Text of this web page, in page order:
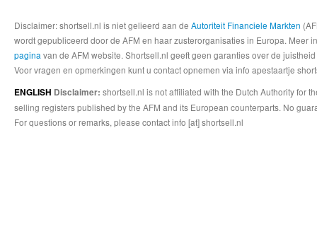
Disclaimer: shortsell.nl is niet gelieerd aan de Autoriteit Financiele Markten
wordt gepubliceerd door de AFM en haar zusterorganisaties in Europa.
pagina van de AFM website. Shortsell.nl geeft geen garanties over de
Voor vragen en opmerkingen kunt u contact opnemen via info apestaartje
ENGLISH Disclaimer: shortsell.nl is not affiliated with the Dutch Authority for
selling registers published by the AFM and its European counterparts. No
For questions or remarks, please contact info [at] shortsell.nl